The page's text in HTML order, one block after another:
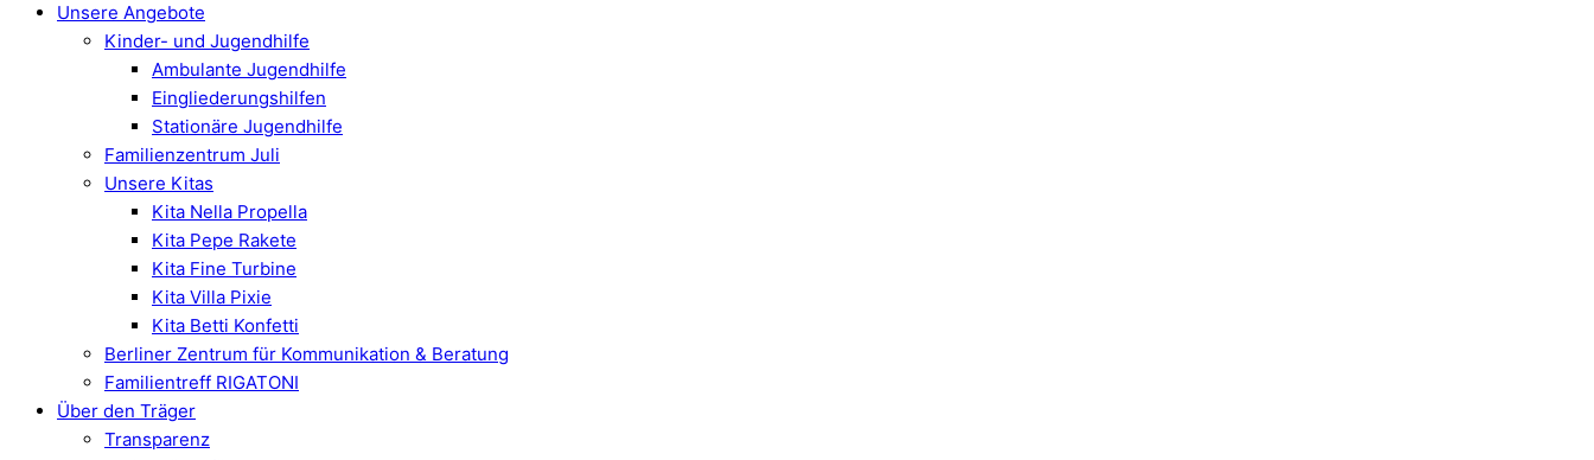
Unsere Angebote
Kinder- und Jugendhilfe
Ambulante Jugendhilfe
Eingliederungshilfen
Stationäre Jugendhilfe
Familienzentrum Juli
Unsere Kitas
Kita Nella Propella
Kita Pepe Rakete
Kita Fine Turbine
Kita Villa Pixie
Kita Betti Konfetti
Berliner Zentrum für Kommunikation & Beratung
Familientreff RIGATONI
Über den Träger
Transparenz